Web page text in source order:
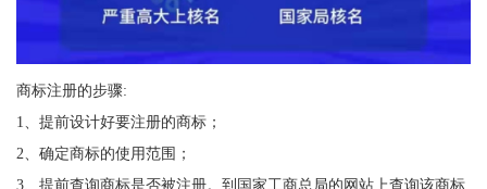
商标注册的步骤:
1、提前设计好要注册的商标；
2、确定商标的使用范围；
3、提前查询商标是否被注册。到国家工商总局的网站上查询该商标